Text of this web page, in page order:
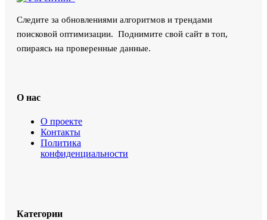
Следите за обновлениями алгоритмов и трендами
поисковой оптимизации. Поднимите свой сайт в топ,
опираясь на проверенные данные.
О нас
О проекте
Контакты
Политика
конфиденциальности
Категории